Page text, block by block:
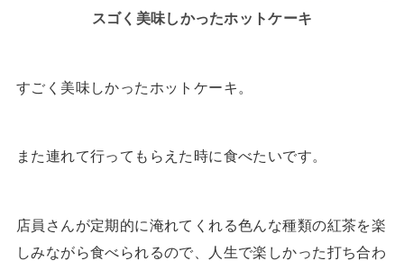
スゴく美味しかったホットケーキ
すごく美味しかったホットケーキ。
また連れて行ってもらえた時に食べたいです。
店員さんが定期的に淹れてくれる色んな種類の紅茶を楽
しみながら食べられるので、人生で楽しかった打ち合わ